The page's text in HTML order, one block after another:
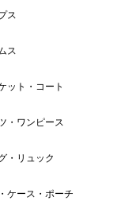
ス
ス
ット・コート
・ワンピース
・リュック
ケース・ポーチ